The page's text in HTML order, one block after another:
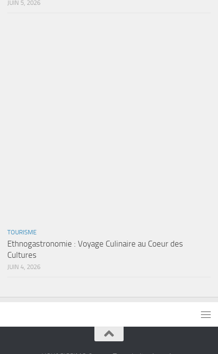
JUIN 5, 2026
TOURISME
Ethnogastronomie : Voyage Culinaire au Coeur des
Cultures
JUIN 4, 2026